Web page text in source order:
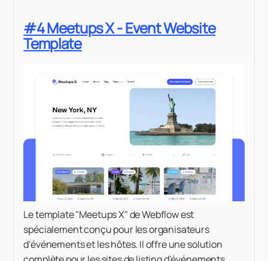
#4 Meetups X - Event Website
Template
Le template "Meetups X" de Webflow est
spécialement conçu pour les organisateurs
d'événements et les hôtes. Il offre une solution